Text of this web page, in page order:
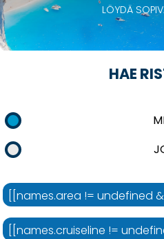
LÖYDÄ
HAE
[[names.area != undefined
[[names.cruiseline !=